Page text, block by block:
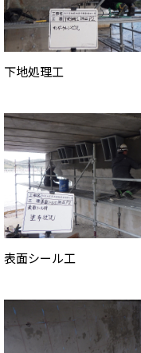
下地処理工
表面シール工